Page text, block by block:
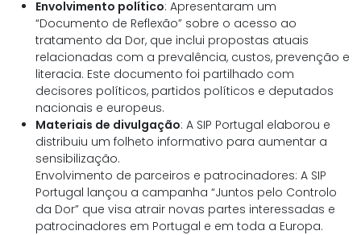
Envolvimento político: Apresentaram um
“Documento de Reflexão” sobre o acesso ao
tratamento da Dor, que inclui propostas atuais
relacionadas com a prevalência, custos, prevenção e
literacia. Este documento foi partilhado com
decisores políticos, partidos políticos e deputados
nacionais e europeus.
Materiais de divulgação: A SIP Portugal elaborou e
distribuiu um folheto informativo para aumentar a
sensibilização.
Envolvimento de parceiros e patrocinadores: A SIP
Portugal lançou a campanha “Juntos pelo Controlo
da Dor” que visa atrair novas partes interessadas e
patrocinadores em Portugal e em toda a Europa.